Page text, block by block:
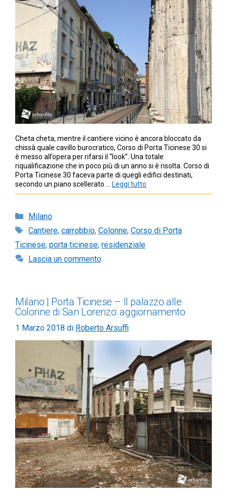
Cheta cheta, mentre il cantiere vicino è ancora bloccato da
chissà quale cavillo burocratico, Corso di Porta Ticinese 30 si
è messo all’opera per rifarsi il “look”. Una totale
riqualificazione che in poco più di un anno si è risolta. Corso di
Porta Ticinese 30 faceva parte di quegli edifici destinati,
secondo un piano scellerato …
Leggi tutto
Categorie
Milano
Tag
Cantiere, carrobbio, Colonne, Corso di Porta
Ticinese, porta ticinese, residenziale
Lascia un commento
Milano | Porta Ticinese – Il palazzo alle
Colonne di San Lorenzo: aggiornamento
1 Marzo 2018 di Roberto Arsuffi